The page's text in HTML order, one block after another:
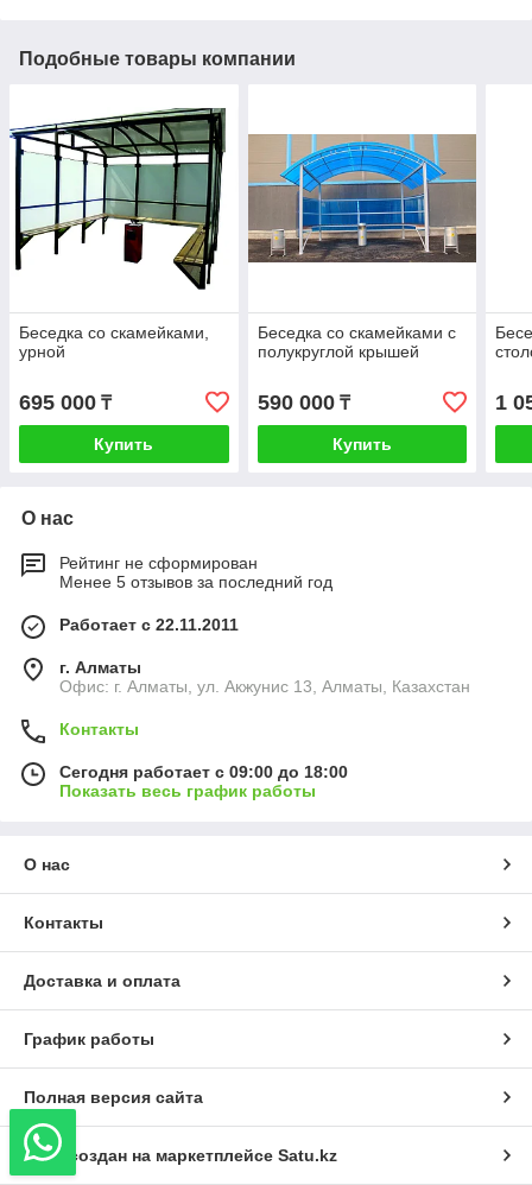
Подобные товары компании
Беседка со скамейками,
урной
695 000 ₸
Купить
Беседка со скамейками с
полукруглой крышей
590 000₸
Купить
1
О нас
Рейтинг не сформирован
Менее 5 отзывов за последний год
Работает с 22.11.2011
г. Алматы
Офис: г. Алматы, ул. Акжунис 13, Алматы, Казахстан
Контакты
Сегодня работает с 09:00 до 18:00
Показать весь график работы
О нас
Контакты
Доставка и оплата
График работы
Полная версия сайта
Сайт создан на маркетплейсе Satu.kz